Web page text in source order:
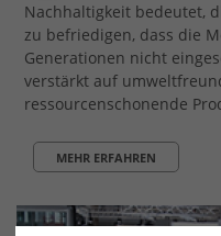
Nachhaltigkeit bedeutet,
zu befriedigen, dass die
Generationen nicht
verstärkt auf
ressourcenschonende
MEHR ERFAHREN